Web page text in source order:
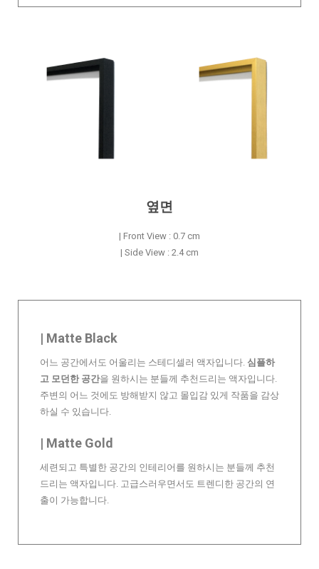
옆면
| Front View : 0.7 cm
| Side View : 2.4 cm
| Matte Black
어느 공간에서도 어울리는 스테디셀러 액자입니다. 심플하
고 모던한 공간을 원하시는 분들께 추천드리는 액자입니다.
주변의 어느 것에도 방해받지 않고 몰입감 있게 작품을 감상
하실 수 있습니다.
| Matte Gold
세련되고 특별한 공간의 인테리어를 원하시는 분들께 추천
드리는 액자입니다. 고급스러우면서도 트렌디한 공간의 연
출이 가능합니다.